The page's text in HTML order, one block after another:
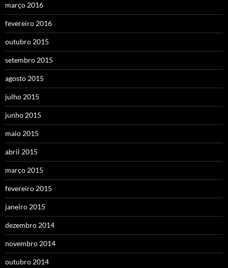
março 2016
fevereiro 2016
outubro 2015
setembro 2015
agosto 2015
julho 2015
junho 2015
maio 2015
abril 2015
março 2015
fevereiro 2015
janeiro 2015
dezembro 2014
novembro 2014
outubro 2014